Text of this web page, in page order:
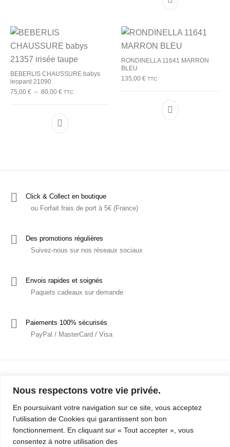
Nous respectons votre vie privée.
En poursuivant votre navigation sur ce site, vous acceptez
l'utilisation de Cookies qui garantissent son bon
fonctionnement. En cliquant sur « Tout accepter », vous
consentez à notre utilisation des
Ce produit a
BEBERLIS CHAUSSURE babys
leopard 21090
75,00€ – 80,00€Plage de prix : 75,00 € à 80,00 €
TTC
Ce produit a plusieurs variations. Les options
RONDINELLA 11641 MARRON
BLEU
135,00 € TTC
Ce produit a
Click & Collect en boutique
ou Forfait frais de port à 5€ (France)
Des promotions régulières
Suivez-nous sur nos réseaux sociaux
Envois rapides et soignés
Paquets cadeaux sur demande
Paiements 100% sécurisés
PayPal / MasterCard / Visa
Mentions Légales
Politique de confidentialité / RGPD
Conditions Générales de Vente